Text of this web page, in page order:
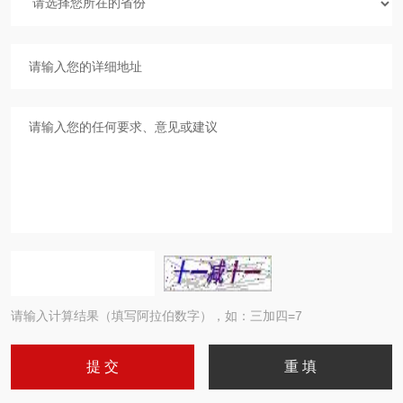
请输入计算结果（填写阿拉伯数字），如：三加四=7